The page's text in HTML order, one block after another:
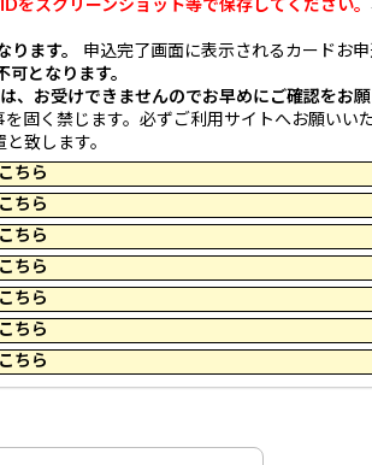
をスクリーンショット等で保存してください。
ります。
申込完了画面に表示されるカードお
となります。
、お受けできませんのでお早めにご確認をお
固く禁じます。必ずご利用サイトへお願いい
致します。
ちら
ちら
ちら
ちら
ちら
ちら
ちら